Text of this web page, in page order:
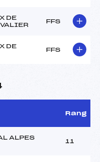
DE
FFS
DE
FFS
Rang
ALPES
11